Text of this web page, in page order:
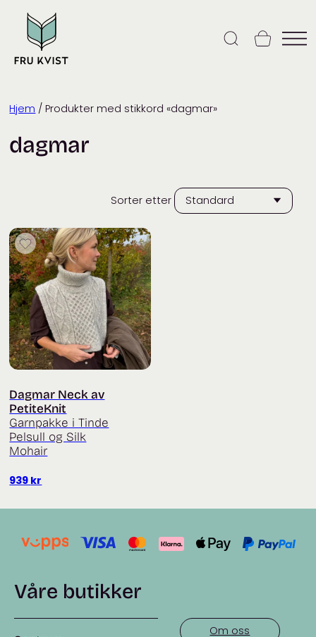
content
Hjem / Produkter med stikkord «dagmar»
dagmar
Sorter etter
Dagmar Neck av
PetiteKnit
Garnpakke i Tinde
Pelsull og Silk
Mohair
939 kr
Våre butikker
Om oss